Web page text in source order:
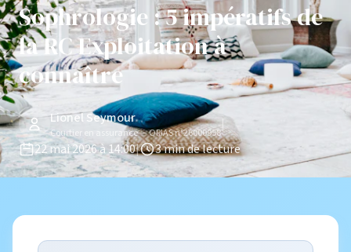
Sophrologie : 5 impératifs de
la RC Exploitation à
connaître
Lionel Seymour
Courtier en assurance — ORIAS n°26000958
22 mai 2026 à 14:00| 3 min de lecture